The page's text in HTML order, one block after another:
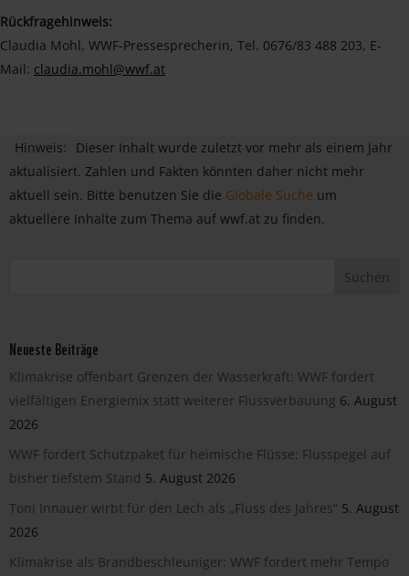
Rückfragehinweis:
Claudia Mohl, WWF-Pressesprecherin, Tel. 0676/83 488 203, E-
Mail: claudia.mohl@wwf.at
Hinweis:
Dieser Inhalt wurde zuletzt vor mehr als einem Jahr
aktualisiert. Zahlen und Fakten könnten daher nicht mehr
aktuell sein. Bitte benutzen Sie die Globale Suche um
aktuellere Inhalte zum Thema auf wwf.at zu finden.
Neueste Beiträge
Klimakrise offenbart Grenzen der Wasserkraft: WWF fordert
vielfältigen Energiemix statt weiterer Flussverbauung 6. August
2026
WWF fordert Schutzpaket für heimische Flüsse: Flusspegel auf
bisher tiefstem Stand 5. August 2026
Toni Innauer wirbt für den Lech als „Fluss des Jahres“ 5. August
2026
Klimakrise als Brandbeschleuniger: WWF fordert mehr Tempo